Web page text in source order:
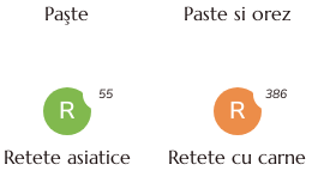
Paşte Paste si orez
R
Retete asiatice
55
R
Retete cu carne
386